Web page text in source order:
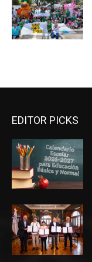
EDITOR PICKS